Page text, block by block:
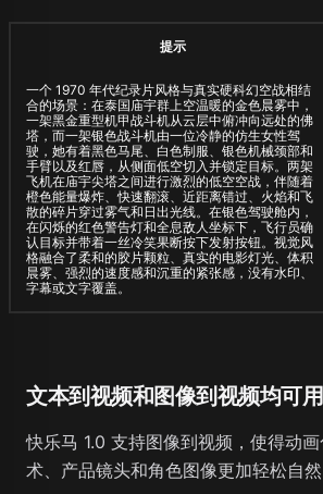
提示
一个 1970 年代纪录片风格与真实硬科幻空战相结
合的场景：在泰国庙宇群上空温暖的金色晨雾中，
一架黑金重型机甲战斗机从云层中俯冲向远处的佛
塔，而一架银色战斗机由一位冷静的仿生女性驾
驶，她有着黑色马尾、白色制服、银色机械颈部和
手臂以及红唇，从侧面低空切入并锁定目标。两架
飞机在庙宇尖塔之间进行激烈的低空空战，伴随着
橙色能量爆炸、快速翻滚、近距离错过、火焰和飞
散的碎片穿过雾气和日出光线。在银色驾驶舱内，
在闪烁的红色警告灯和全息敌人坐标下，飞行员确
认目标并带着一丝冷笑果断按下发射按钮。视觉风
格融合了柔和的胶片颗粒、真实的电影灯光、体积
晨雾、强烈的速度感和沉重的紧张感，没有水印、
字幕或文字覆盖。
文本到视频和图像到视频均可用
快乐马 1.0 支持图像到视频，使得动
术、产品镜头和角色图像更加轻松自然